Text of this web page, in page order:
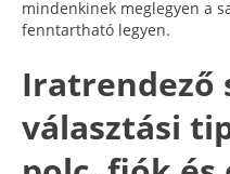
mindenkinek meglegyen a
fenntartható legyen.
Iratrendező
választási